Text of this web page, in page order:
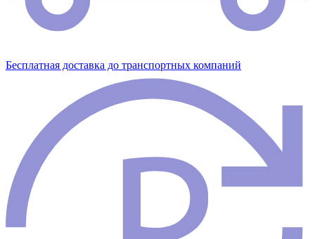
Бесплатная доставка до транспортных компаний